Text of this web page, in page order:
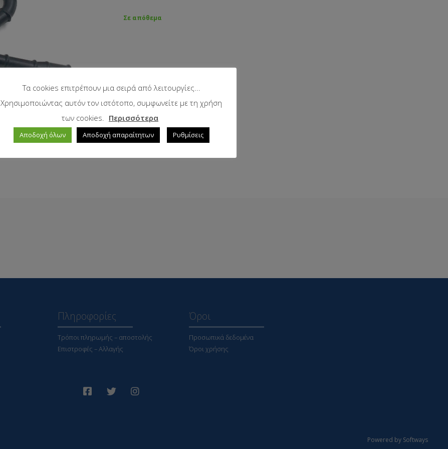
Σε απόθεμα
Πληροφορίες
Τρόποι πληρωμής – αποστολής
Επιστροφές – Αλλαγής
Όροι
Προσωπικά δεδομένα
Όροι χρήσης
Powered by Softways
Τα cookies επιτρέπουν μια σειρά από λειτουργίες...
Χρησιμοποιώντας αυτόν τον ιστότοπο, συμφωνείτε με τη χρήση
των cookies. Περισσότερα
Αποδοχή όλων Αποδοχή απαραίτητων Ρυθμίσεις